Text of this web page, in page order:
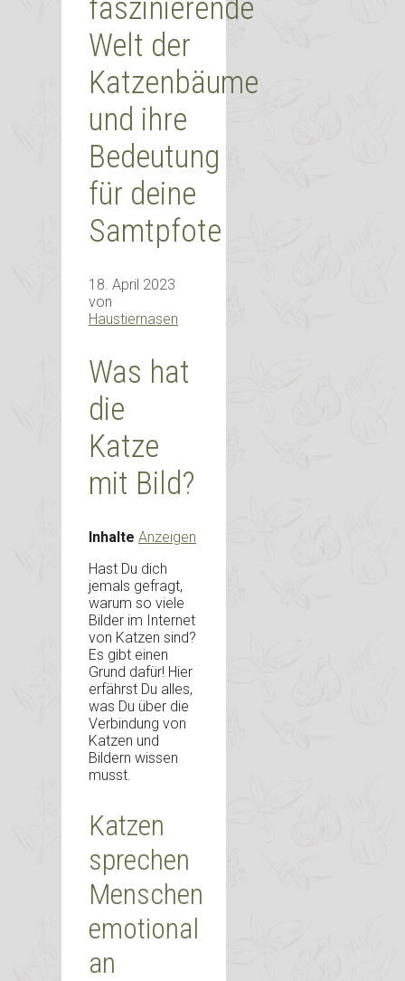
faszinierende
Welt der
Katzenbäume
und ihre
Bedeutung
für deine
Samtpfote
18. April 2023
von
Haustiernasen
Was hat
die
Katze
mit Bild?
Inhalte Anzeigen
Hast Du dich
jemals gefragt,
warum so viele
Bilder im Internet
von Katzen sind?
Es gibt einen
Grund dafür! Hier
erfährst Du alles,
was Du über die
Verbindung von
Katzen und
Bildern wissen
musst.
Katzen
sprechen
Menschen
emotional
an